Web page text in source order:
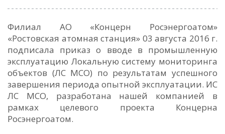
Филиал АО «Концерн Росэнергоатом»
«Ростовская атомная станция» 03 августа 2016 г.
подписала приказ о вводе в промышленную
эксплуатацию Локальную систему мониторинга
объектов (ЛС МСО) по результатам успешного
завершения периода опытной эксплуатации. ИС
ЛС МСО, разработана нашей компанией в
рамках целевого проекта Концерна
Росэнергоатом.